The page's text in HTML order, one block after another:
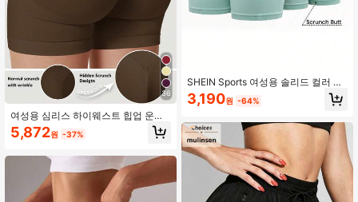
36
여성용 심리스 하이웨스트 힙업 운동
반바지, 복부 보정 앞봉제선 없음 스쿼
트 방지 4방향 스트레치 짐 요가 바이
5,872원 -37%
SHEIN Sports 여성용 솔리드 컬러 캐
주얼 피트니스 반바지
3,190원 -64%